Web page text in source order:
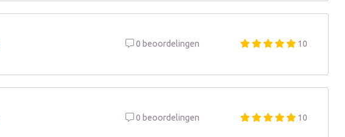
0 beoordelingen 10
0 beoordelingen 10